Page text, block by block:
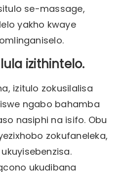
se-massage,
yakho kwaye
izithintelo.
izitulo zokusilalisa
ngabo bahamba
nasiphi na isifo. Obu
zokufaneleka,
ukudibana